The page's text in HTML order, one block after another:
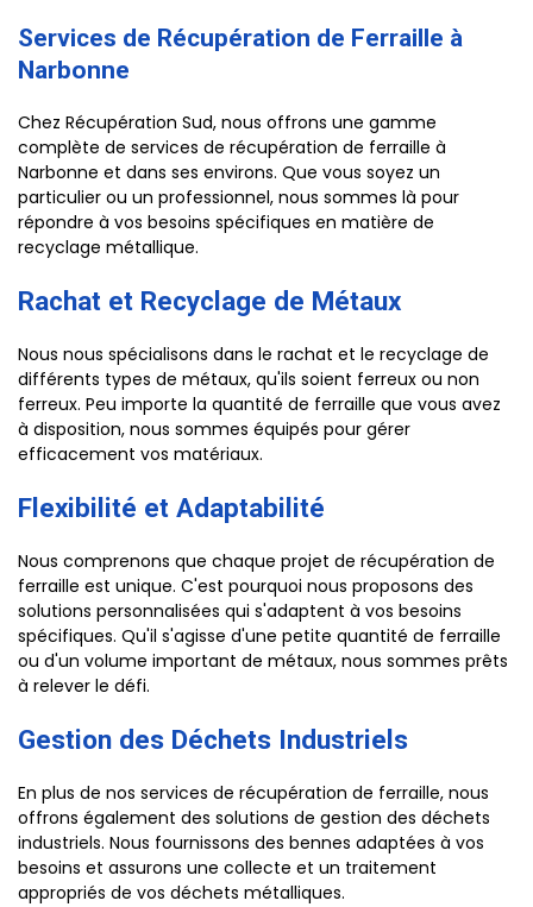
Services de Récupération de Ferraille à
Narbonne
Chez Récupération Sud, nous offrons une gamme
complète de services de récupération de ferraille à
Narbonne et dans ses environs. Que vous soyez un
particulier ou un professionnel, nous sommes là pour
répondre à vos besoins spécifiques en matière de
recyclage métallique.
Rachat et Recyclage de Métaux
Nous nous spécialisons dans le rachat et le recyclage de
différents types de métaux, qu'ils soient ferreux ou non
ferreux. Peu importe la quantité de ferraille que vous avez
à disposition, nous sommes équipés pour gérer
efficacement vos matériaux.
Flexibilité et Adaptabilité
Nous comprenons que chaque projet de récupération de
ferraille est unique. C'est pourquoi nous proposons des
solutions personnalisées qui s'adaptent à vos besoins
spécifiques. Qu'il s'agisse d'une petite quantité de ferraille
ou d'un volume important de métaux, nous sommes prêts
à relever le défi.
Gestion des Déchets Industriels
En plus de nos services de récupération de ferraille, nous
offrons également des solutions de gestion des déchets
industriels. Nous fournissons des bennes adaptées à vos
besoins et assurons une collecte et un traitement
appropriés de vos déchets métalliques.